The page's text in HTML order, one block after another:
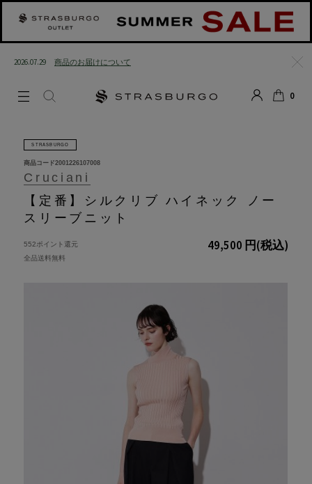
2026.07.29 商品のお届けについて
0
STRASBURGO
Cruciani
【定番】シルクリブ ハイネック ノー
スリーブニット
商品コード2001226107008
49,500 円(税込)
552ポイント還元
全品送料無料